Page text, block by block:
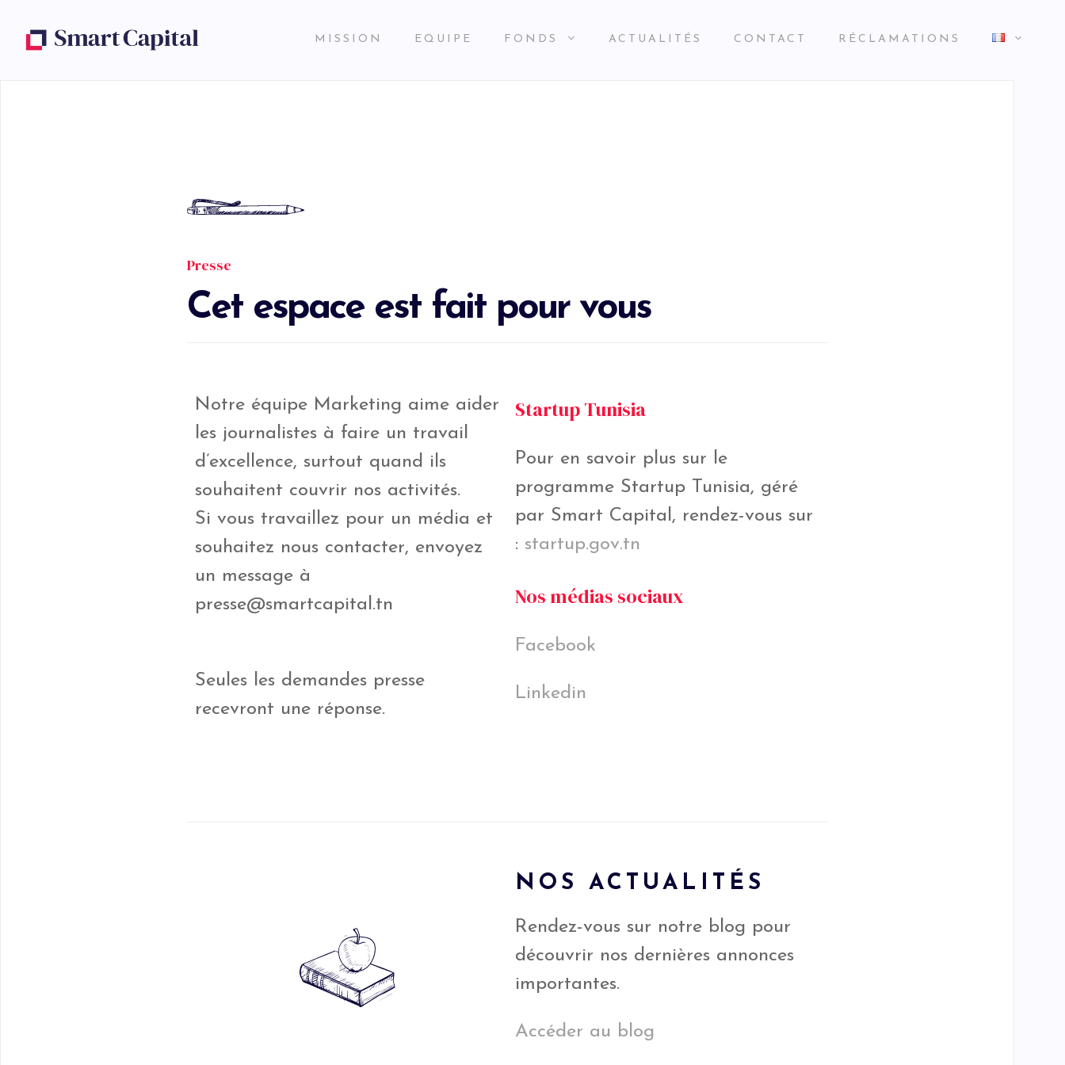
MISSION EQUIPE FONDS ACTUALITÉS CONTACT RÉCLAMATIONS
Presse
Cet espace est fait pour vous
Notre équipe Marketing aime aider
les journalistes à faire un travail
d’excellence, surtout quand ils
souhaitent couvrir nos activités.
Si vous travaillez pour un média et
souhaitez nous contacter, envoyez
un message à
presse@smartcapital.tn
Seules les demandes presse
recevront une réponse.
Startup Tunisia
Pour en savoir plus sur le
programme Startup Tunisia, géré
par Smart Capital, rendez-vous sur
: startup.gov.tn
Nos médias sociaux
Facebook
Linkedin
NOS ACTUALITÉS
Rendez-vous sur notre blog pour
découvrir nos dernières annonces
importantes.
Accéder au blog